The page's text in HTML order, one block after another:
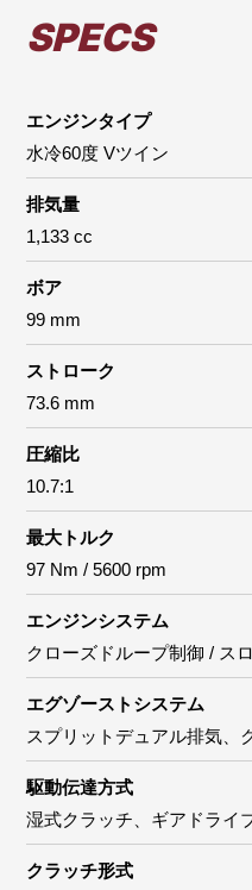
SPECS
エンジンタイプ
水冷60度 Vツイン
排気量
1,133 cc
ボア
99 mm
ストローク
73.6 mm
圧縮比
10.7:1
最大トルク
97 Nm / 5600 rpm
エンジンシステム
クローズドループ制御 / ス
エグゾーストシステム
スプリットデュアル排気、
駆動伝達方式
湿式クラッチ、ギアドライ
クラッチ形式